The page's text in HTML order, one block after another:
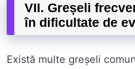
VII. Greșeli
în dificultate de
Există multe greșeli